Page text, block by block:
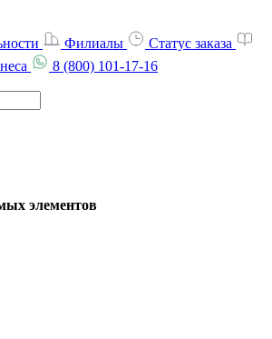
Филиалы
Статус заказа
8 (800) 101-17-16
элементов